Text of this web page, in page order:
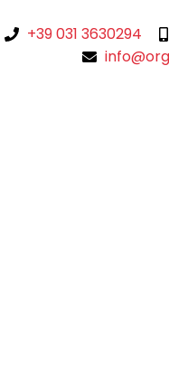
+39 031 3630294